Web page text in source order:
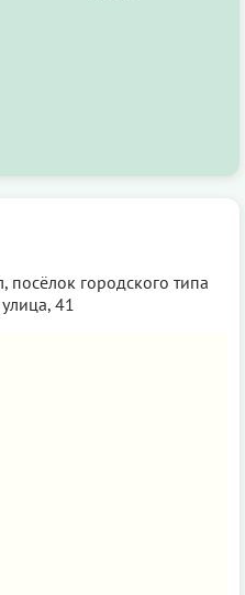
посёлок городского типа
41